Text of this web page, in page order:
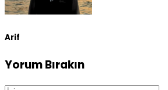
Arif
Yorum Bırakın